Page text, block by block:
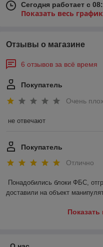
Сегодня работает с
Показать весь
Отзывы о магазине
6 отзывов за всё время
Покупатель
Очень
не отвечают
Покупатель
Отлично
Понадобились блоки ФБС,
доставили на объект